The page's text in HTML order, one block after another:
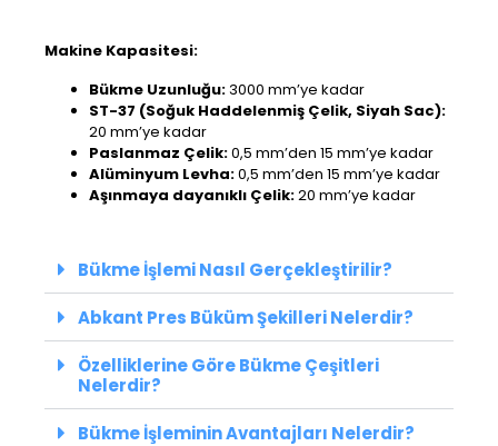
Makine Kapasitesi:
Bükme Uzunluğu:3000 mm’ye kadar
ST-37 (Soğuk Haddelenmiş Çelik, Siyah Sac):
20 mm’ye kadar
Paslanmaz Çelik:0,5 mm’den 15 mm’ye kadar
Alüminyum Levha:0,5 mm’den 15 mm’ye kadar
Aşınmaya dayanıklı Çelik:20 mm’ye kadar
Bükme İşlemi Nasıl Gerçekleştirilir?
Abkant Pres Büküm Şekilleri Nelerdir?
Özelliklerine Göre Bükme Çeşitleri
Nelerdir?
Bükme İşleminin Avantajları Nelerdir?